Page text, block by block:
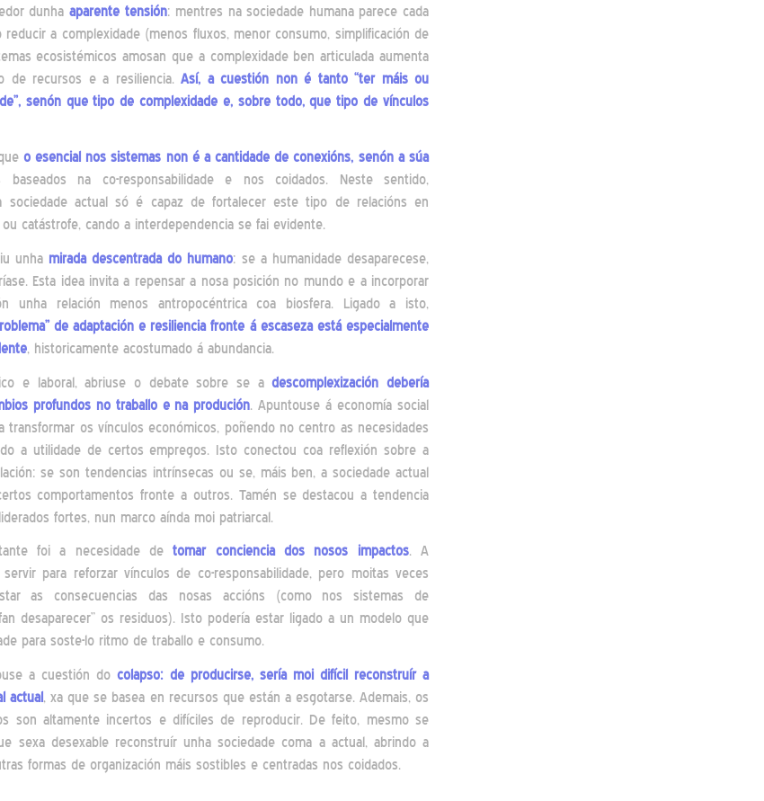
dunha aparente tensión: mentres na sociedade humana parece cada
reducir a complexidade (menos fluxos, menor consumo, simplificación de
ecosistémicos amosan que a complexidade ben articulada aumenta
de recursos e a resiliencia.Así, a cuestión non é tanto “ter máis ou
senón que tipo de complexidade e, sobre todo, que tipo de vínculos
o esencial nos sistemas non é a cantidade de conexións, senón a súa
baseados na co-responsabilidade e nos coidados. Neste sentido,
sociedade actual só é capaz de fortalecer este tipo de relacións en
catástrofe, cando a interdependencia se fai evidente.
unha mirada descentrada do humano: se a humanidade desaparecese,
Esta idea invita a repensar a nosa posición no mundo e a incorporar
unha relación menos antropocéntrica coa biosfera. Ligado a isto,
de adaptación e resiliencia fronte á escaseza está especialmente
, historicamente acostumado á abundancia.
e laboral, abriuse o debate sobre se adescomplexización debería
profundos no traballo e na produción. Apuntouse á economía social
transformar os vínculos económicos, poñendo no centro as necesidades
a utilidade de certos empregos. Isto conectou coa reflexión sobre a
se son tendencias intrínsecas ou se, máis ben, a sociedade actual
comportamentos fronte a outros. Tamén se destacou a tendencia
fortes, nun marco aínda moi patriarcal.
foi a necesidade detomar conciencia dos nosos impactos. A
para reforzar vínculos de co-responsabilidade, pero moitas veces
as consecuencias das nosas accións (como nos sistemas de
desaparecer” os residuos). Isto podería estar ligado a un modelo que
para soste-lo ritmo de traballo e consumo.
a cuestión do colapso: de producirse, sería moi difícil reconstruír a
actual, xa que se basea en recursos que están a esgotarse. Ademais, os
son altamente incertos e difíciles de reproducir. De feito, mesmo se
sexa desexable reconstruír unha sociedade coma a actual, abrindo a
formas de organización máis sostibles e centradas nos coidados.